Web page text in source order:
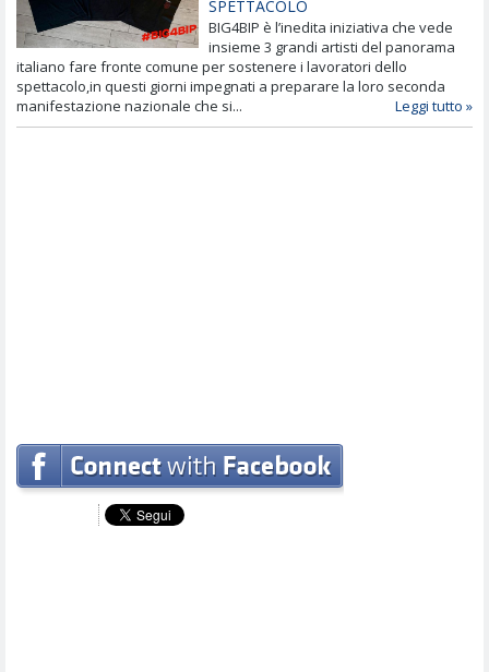
SPETTACOLO
BIG4BIP è l’inedita iniziativa che vede
insieme 3 grandi artisti del panorama
italiano fare fronte comune per sostenere i lavoratori dello
spettacolo,in questi giorni impegnati a preparare la loro seconda
manifestazione nazionale che si...
Leggi tutto »